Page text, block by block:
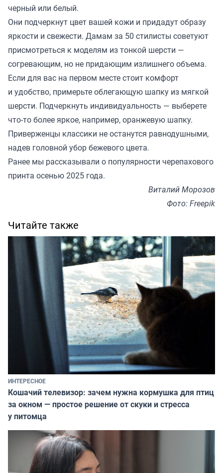
черный или белый.
Они подчеркнут цвет вашей кожи и придадут образу
яркости и свежести. Дамам за 50 стилисты советуют
присмотреться к моделям из тонкой шерсти —
согревающим, но не придающим излишнего объема.
Если для вас на первом месте стоит комфорт
и удобство, примерьте облегающую шапку из мягкой
шерсти. Подчеркнуть индивидуальность — выберете
что-то более яркое, например, оранжевую шапку.
Приверженцы классики не останутся равнодушными,
надев головной убор бежевого цвета.
Ранее мы рассказывали о популярности черепахового
принта осенью 2025 года.
Виталий Морозов
Фото: Freepik
Читайте также
ИНТЕРЕСНОЕ
Кошачий телевизор: зачем нужна кормушка для птиц
за окном — простое решение от скуки и стресса
у питомца